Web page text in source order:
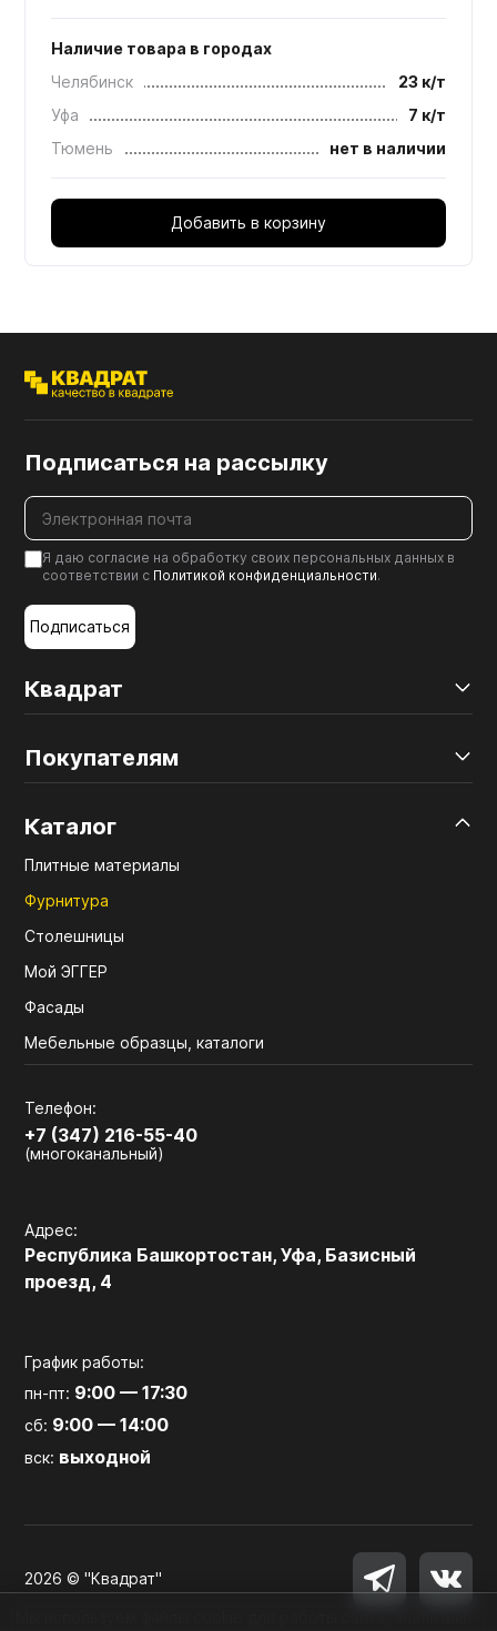
Наличие товара в городах
Челябинск
23 к/т
Уфа
7 к/т
Тюмень
нет в наличии
Добавить в корзину
Квадрат
Покупателям
Каталог
Плитные материалы
Фурнитура
Столешницы
Мой ЭГГЕР
Фасады
Мебельные образцы, каталоги
Телефон:
+7 (347) 216-55-40
(многоканальный)
Адрес:
Республика Башкортостан, Уфа, Базисный
проезд, 4
График работы:
пн-пт: 9:00 — 17:30
сб: 9:00 — 14:00
вск: выходной
Подписаться на рассылку
Я даю согласие на обработку своих персональных данных в
соответствии с Политикой конфиденциальности.
Подписаться
2026 © "Квадрат"